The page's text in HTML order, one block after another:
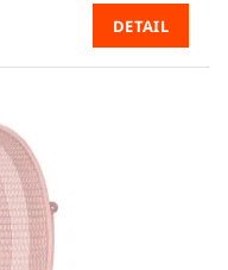
DETAIL